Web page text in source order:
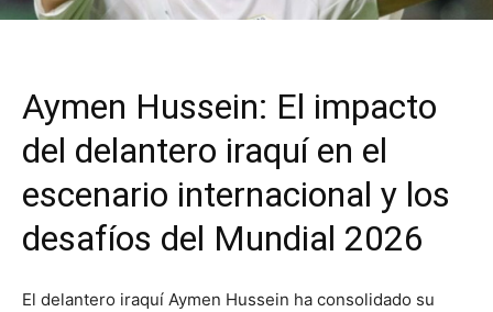
Aymen Hussein: El impacto
del delantero iraquí en el
escenario internacional y los
desafíos del Mundial 2026
El delantero iraquí Aymen Hussein ha consolidado su